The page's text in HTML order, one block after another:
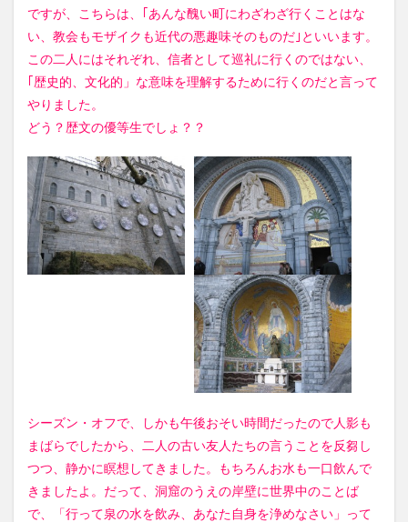
ですが、こちらは、｢あんな醜い町にわざわざ行くことはな
い、教会もモザイクも近代の悪趣味そのものだ｣といいます。
この二人にはそれぞれ、信者として巡礼に行くのではない、
｢歴史的、文化的」な意味を理解するために行くのだと言って
やりました。
どう？歴文の優等生でしょ？？
シーズン・オフで、しかも午後おそい時間だったので人影も
まばらでしたから、二人の古い友人たちの言うことを反芻し
つつ、静かに瞑想してきました。もちろんお水も一口飲んで
きましたよ。だって、洞窟のうえの岸壁に世界中のことば
で、「行って泉の水を飲み、あなた自身を浄めなさい」って